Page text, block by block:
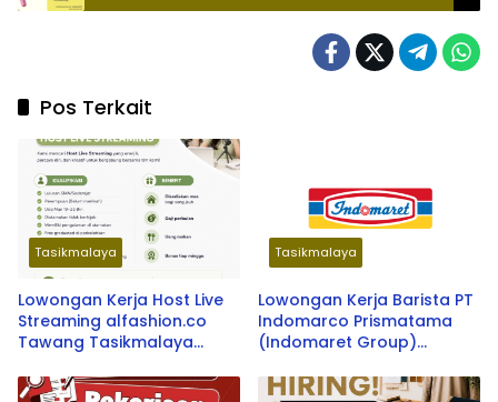
Pos Terkait
Tasikmalaya
Lowongan Kerja Host Live
Streaming alfashion.co
Tawang Tasikmalaya
Tasikmalaya
Lowongan Kerja Barista PT
Indomarco Prismatama
(Indomaret Group)
Tasikmalaya dan Kab.